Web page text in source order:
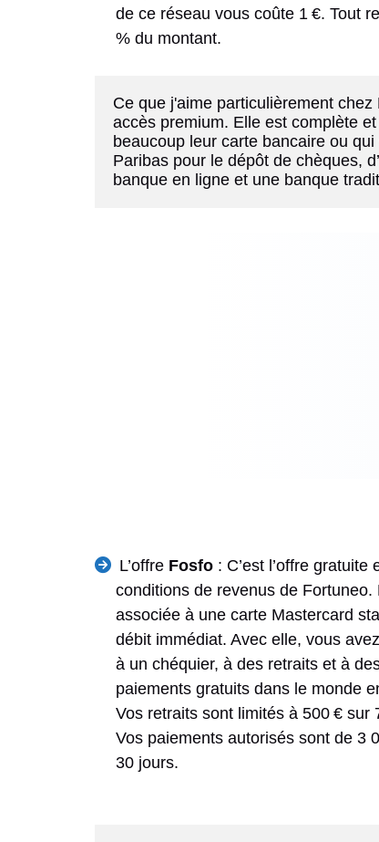
de ce réseau vous coûte 1 €. Tout
% du montant.
Ce que j'aime particulièrement
accès premium. Elle est complète
beaucoup leur carte bancaire ou
Paribas pour le dépôt de chèques,
banque en ligne et une banque
L’offre Fosfo : C’est l’offre gratuite
conditions de revenus de Fortuneo.
associée à une carte Mastercard
débit immédiat. Avec elle, vous
à un chéquier, à des retraits et à
paiements gratuits dans le monde
Vos retraits sont limités à 500 € sur
Vos paiements autorisés sont de 3
30 jours.